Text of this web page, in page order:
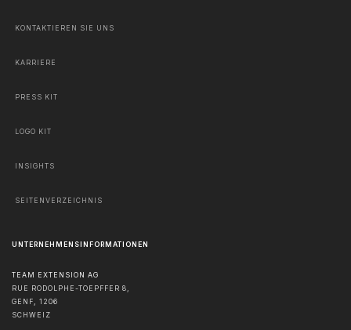
KONTAKTIEREN SIE UNS
KARRIERE
PRESS KIT
LOGO KIT
INSIGHTS
SEITENVERZEICHNIS
UNTERNEHMENSINFORMATIONEN
TEAM EXTENSION AG
RUE RODOLPHE-TOEPFFER 8,
GENF, 1206
SCHWEIZ